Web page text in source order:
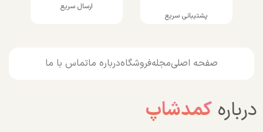
پشتیبانی سریع
ارسال سریع
صفحه اصلیمجلهفروشگاهدرباره ماتماس با ما
درباره کمدشاپ